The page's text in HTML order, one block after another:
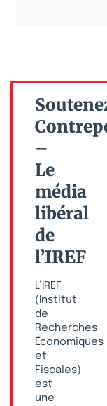
–
Le
média
libéral
de
l’IREF
L’IREF
(Institut
de
Recherches
Économiques
et
Fiscales)
est
une